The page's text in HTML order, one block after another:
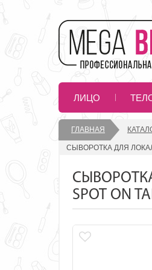
ЛИЦО
ГЛАВНАЯ
СЫВОРОТКА ДЛЯ
SPOT ON